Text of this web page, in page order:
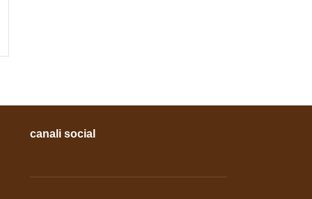
canali social